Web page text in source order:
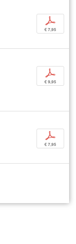
p
€ 7,95
p
€ 9,95
p
€ 7,95